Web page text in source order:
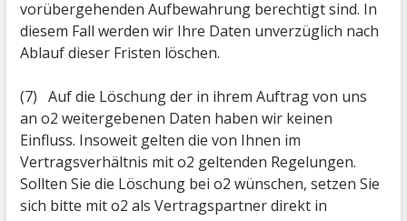
vorübergehenden Aufbewahrung berechtigt sind. In
diesem Fall werden wir Ihre Daten unverzüglich nach
Ablauf dieser Fristen löschen.
(7) Auf die Löschung der in ihrem Auftrag von uns
an o2 weitergebenen Daten haben wir keinen
Einfluss. Insoweit gelten die von Ihnen im
Vertragsverhältnis mit o2 geltenden Regelungen.
Sollten Sie die Löschung bei o2 wünschen, setzen Sie
sich bitte mit o2 als Vertragspartner direkt in